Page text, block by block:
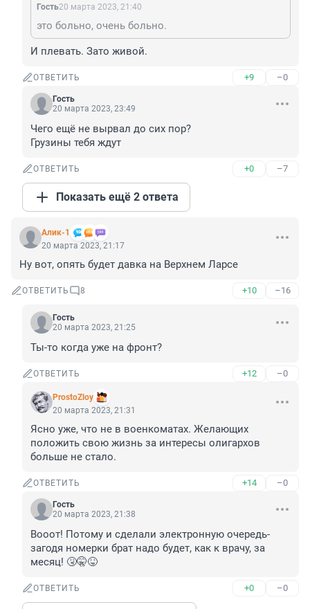
Гость20 марта 2023, 21:40
это больно, очень больно.
И плевать. Зато живой.
ОТВЕТИТЬ +9 –0
Гость
20 марта 2023, 23:49
Чего ещё не вырвал до сих пор?
Грузины тебя ждут
ОТВЕТИТЬ +0 –7
Показать ещё 2 ответа
Алик-1
20 марта 2023, 21:17
Ну вот, опять будет давка на Верхнем Ларсе
ОТВЕТИТЬ 8 +10 –16
Гость
20 марта 2023, 21:25
Ты-то когда уже на фронт?
ОТВЕТИТЬ +12 –0
ProstoZloy
20 марта 2023, 21:31
Ясно уже, что не в военкоматах. Желающих
положить свою жизнь за интересы олигархов
больше не стало.
ОТВЕТИТЬ +14 –0
Гость
20 марта 2023, 21:38
Вооот! Потому и сделали электронную очередь-
загодя номерки брат надо будет, как к врачу, за
месяц! 🤧🤫😝
ОТВЕТИТЬ +0 –0